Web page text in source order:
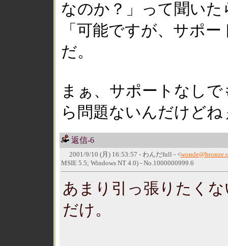
なのか？」って聞いた
「可能ですが、サポ
だ。
まぁ、サポートなし
ら問題ないんだけどね
返信-6
2001/9/10 (月) 16:53:57 - わんだfull - <
MSIE 5.5; Windows NT 4.0) - No.1000000999.6
あまり引っ張りたく
だけ。